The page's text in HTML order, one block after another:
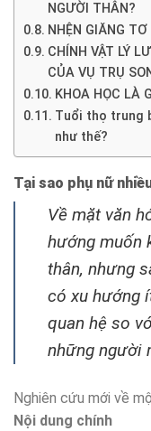
NGƯỜI THÂN?
NHỆN GIĂNG
CHÍNH VẬT LÝ
CỦA VỤ TRỤ
KHOA HỌC LÀ
Tuổi thọ trung
như thế?
Tại sao phụ nữ
Về mặt văn
hướng muốn
thân, nhưng
có xu hướng
quan hệ so
những người
Nghiên cứu mới về
Nội dung chính